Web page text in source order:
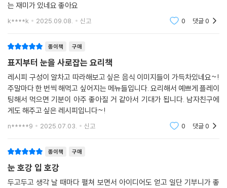
는 재미가 있네요 좋아요
k****k 2025.09.08. 신고 0 댓글0
종이책 구매
표지부터 눈을 사로잡는 요리책
레시피 구성이 알차고 따라해보고 싶은 음식 이미지들이 가득차있네요~!
주말마다 한 번씩 해먹고 싶어지는 메뉴들입니다. 요리해서 예쁘게 플레이
팅해서 먹으면 기분이 아주 좋아질 거 같아서 기대가 됩니다. 남자친구에
게도 해주고 싶은 레시피입니다~!
n*****9 2025.07.03. 신고 0 댓글0
종이책 구매
눈 호강 입 호강
두고두고 생각 날 때마다 펼쳐 보면서 아이디어도 얻고 일단 기부니가 좋